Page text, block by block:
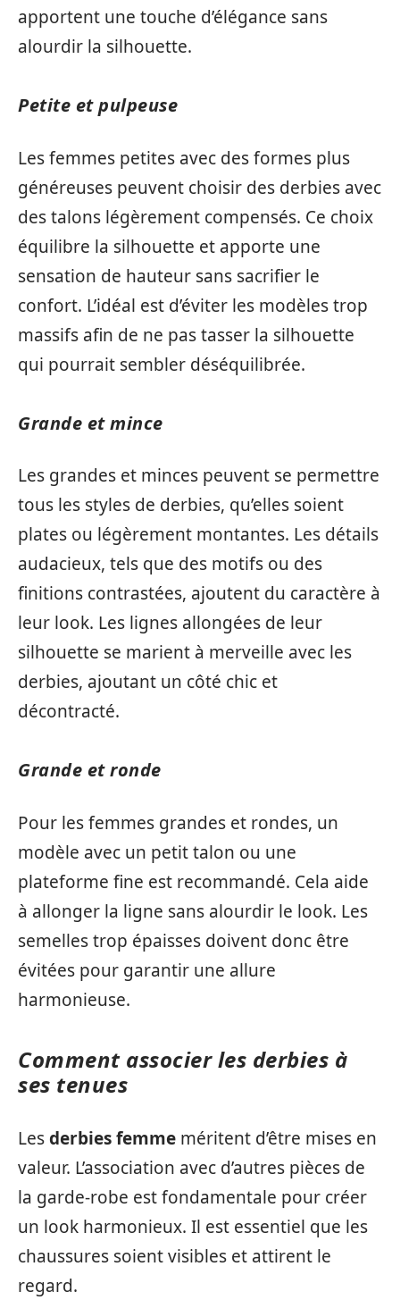
apportent une touche d’élégance sans
alourdir la silhouette.
Petite et pulpeuse
Les femmes petites avec des formes plus
généreuses peuvent choisir des derbies avec
des talons légèrement compensés. Ce choix
équilibre la silhouette et apporte une
sensation de hauteur sans sacrifier le
confort. L’idéal est d’éviter les modèles trop
massifs afin de ne pas tasser la silhouette
qui pourrait sembler déséquilibrée.
Grande et mince
Les grandes et minces peuvent se permettre
tous les styles de derbies, qu’elles soient
plates ou légèrement montantes. Les détails
audacieux, tels que des motifs ou des
finitions contrastées, ajoutent du caractère à
leur look. Les lignes allongées de leur
silhouette se marient à merveille avec les
derbies, ajoutant un côté chic et
décontracté.
Grande et ronde
Pour les femmes grandes et rondes, un
modèle avec un petit talon ou une
plateforme fine est recommandé. Cela aide
à allonger la ligne sans alourdir le look. Les
semelles trop épaisses doivent donc être
évitées pour garantir une allure
harmonieuse.
Comment associer les derbies à
ses tenues
Lesderbies femme méritent d’être mises en
valeur. L’association avec d’autres pièces de
la garde-robe est fondamentale pour créer
un look harmonieux. Il est essentiel que les
chaussures soient visibles et attirent le
regard.